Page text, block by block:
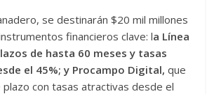
se destinarán $20 mil millones
financieros clave: la Línea
de hasta 60 meses y tasas
el 45%; y Procampo Digital, que
con tasas atractivas desde el